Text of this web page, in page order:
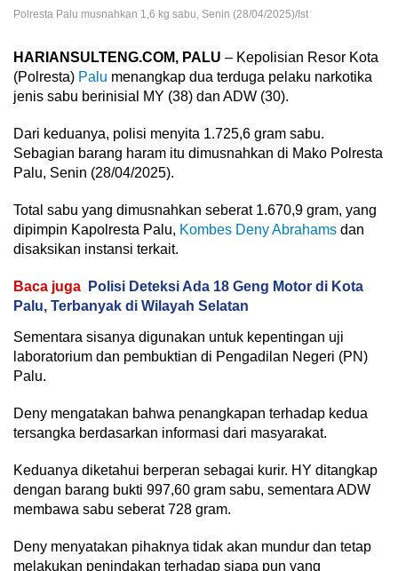
Polresta Palu musnahkan 1,6 kg sabu, Senin (28/04/2025)/Ist
HARIANSULTENG.COM, PALU – Kepolisian Resor Kota
(Polresta) Palu menangkap dua terduga pelaku narkotika
jenis sabu berinisial MY (38) dan ADW (30).
Dari keduanya, polisi menyita 1.725,6 gram sabu.
Sebagian barang haram itu dimusnahkan di Mako Polresta
Palu, Senin (28/04/2025).
Total sabu yang dimusnahkan seberat 1.670,9 gram, yang
dipimpin Kapolresta Palu, Kombes Deny Abrahams dan
disaksikan instansi terkait.
Baca juga
Polisi Deteksi Ada 18 Geng Motor di Kota
Palu, Terbanyak di Wilayah Selatan
Sementara sisanya digunakan untuk kepentingan uji
laboratorium dan pembuktian di Pengadilan Negeri (PN)
Palu.
Deny mengatakan bahwa penangkapan terhadap kedua
tersangka berdasarkan informasi dari masyarakat.
Keduanya diketahui berperan sebagai kurir. HY ditangkap
dengan barang bukti 997,60 gram sabu, sementara ADW
membawa sabu seberat 728 gram.
Deny menyatakan pihaknya tidak akan mundur dan tetap
melakukan penindakan terhadap siapa pun yang